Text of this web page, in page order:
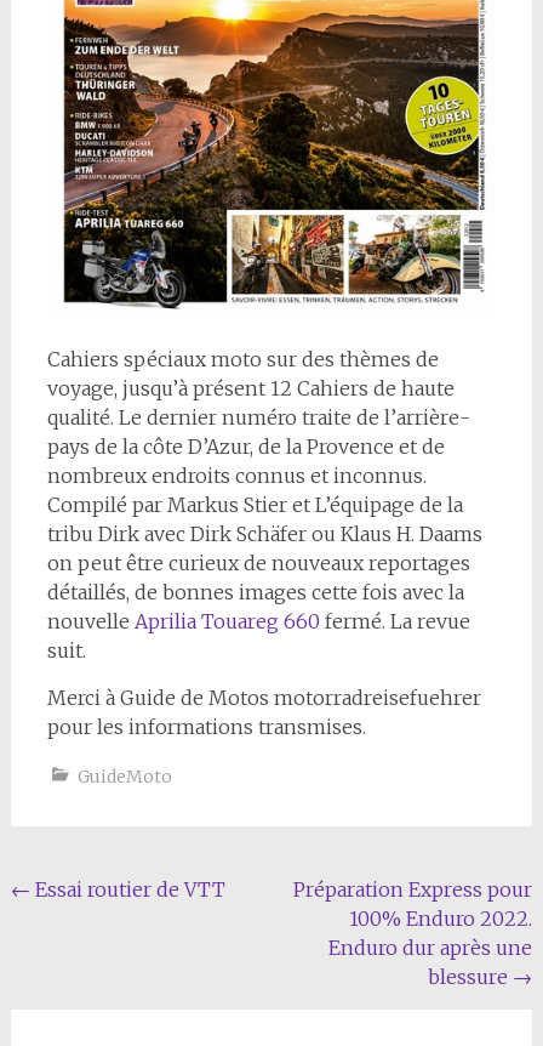
Cahiers spéciaux moto sur des thèmes de
voyage, jusqu’à présent 12 Cahiers de haute
qualité. Le dernier numéro traite de l’arrière-
pays de la côte D’Azur, de la Provence et de
nombreux endroits connus et inconnus.
Compilé par Markus Stier et L’équipage de la
tribu Dirk avec Dirk Schäfer ou Klaus H. Daams
on peut être curieux de nouveaux reportages
détaillés, de bonnes images cette fois avec la
nouvelle Aprilia Touareg 660 fermé. La revue
suit.
Merci à Guide de Motos motorradreisefuehrer
pour les informations transmises.
GuideMoto
Navigation
← Essai routier de VTT
Préparation Express pour
100% Enduro 2022.
Enduro dur après une
blessure →